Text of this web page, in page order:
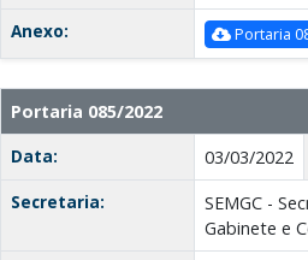
Anexo:
Portaria
Portaria 085/2022
Data:
03/03/2022
Secretaria:
SEMGC -
Gabinete e